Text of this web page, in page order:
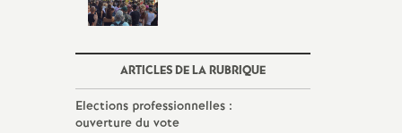
ARTICLES DE LA RUBRIQUE
Elections professionnelles :
ouverture du vote